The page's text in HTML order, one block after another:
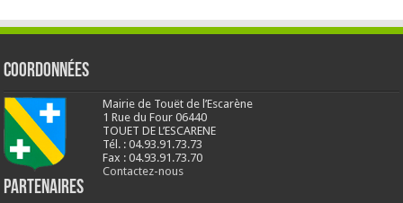
Coordonnées
Mairie de Touët de l’Escarène
1 Rue du Four 06440
TOUET DE L’ESCARENE
Tél. : 04.93.91.73.73
Fax : 04.93.91.73.70
Contactez-nous
Partenaires